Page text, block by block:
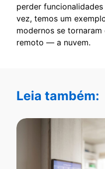
perder funcionalidades
vez, temos um
modernos se
remoto — a nuvem.
Leia também: